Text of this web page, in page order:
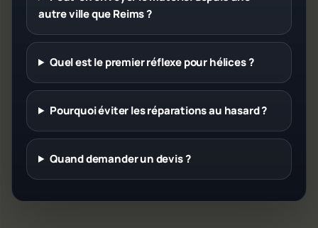
autre ville que Reims ?
Quel est le premier réflexe pour hélices ?
Pourquoi éviter les réparations au hasard ?
Quand demander un devis ?